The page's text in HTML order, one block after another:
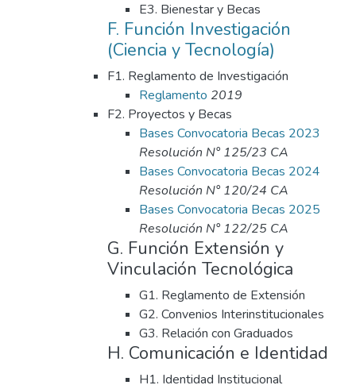
E3. Bienestar y Becas
F. Función Investigación
(Ciencia y Tecnología)
F1. Reglamento de Investigación
Reglamento 2019
F2. Proyectos y Becas
Bases Convocatoria Becas 2023
Resolución N° 125/23 CA
Bases Convocatoria Becas 2024
Resolución N° 120/24 CA
Bases Convocatoria Becas 2025
Resolución N° 122/25 CA
G. Función Extensión y
Vinculación Tecnológica
G1. Reglamento de Extensión
G2. Convenios Interinstitucionales
G3. Relación con Graduados
H. Comunicación e Identidad
H1. Identidad Institucional